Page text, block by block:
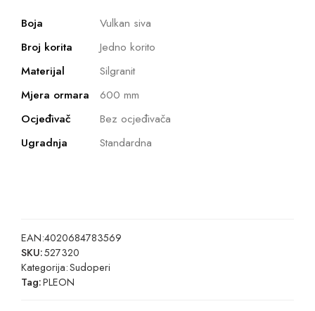
Boja
Vulkan siva
Broj korita
Jedno korito
Materijal
Silgranit
Mjera ormara
600 mm
Ocjeđivač
Bez ocjeđivača
Ugradnja
Standardna
EAN:4020684783569
SKU:527320
Kategorija:Sudoperi
Tag:PLEON